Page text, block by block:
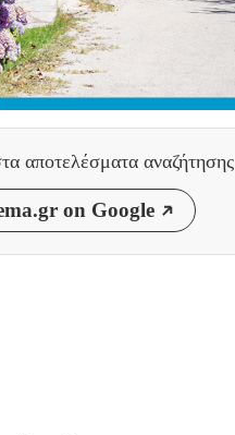
αποτελέσματα αναζήτησης
on Google